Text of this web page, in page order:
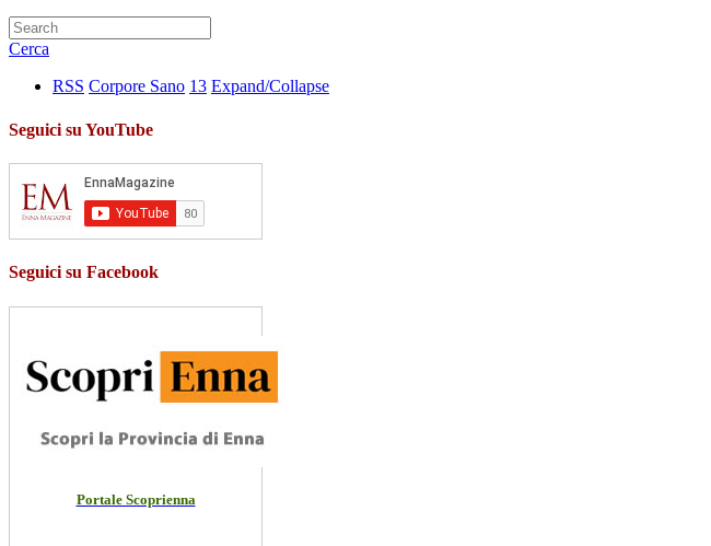
Cerca
RSS Corpore Sano 13 Expand/Collapse
Seguici su YouTube
Seguici su Facebook
Portale Scoprienna